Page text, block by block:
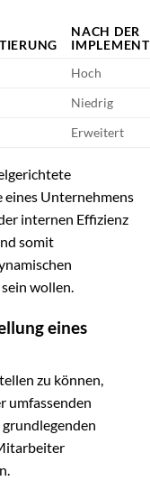
NACH DER
Hoch
Niedrig
Erweitert
eines Unternehmens
internen Effizienz
somit
wollen.
eines
zu können,
umfassenden
grundlegenden